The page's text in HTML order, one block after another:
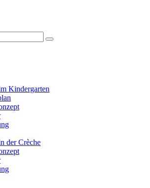
Kindergarten
der Crèche